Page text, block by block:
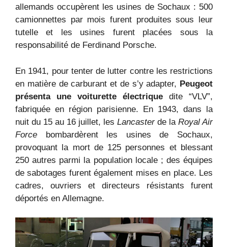
allemands occupèrent les usines de Sochaux : 500
camionnettes par mois furent produites sous leur
tutelle et les usines furent placées sous la
responsabilité de Ferdinand Porsche.
En 1941, pour tenter de lutter contre les restrictions
en matière de carburant et de s’y adapter, Peugeot
présenta une voiturette électrique dite “VLV”,
fabriquée en région parisienne. En 1943, dans la
nuit du 15 au 16 juillet, les Lancaster de la Royal Air
Force bombardèrent les usines de Sochaux,
provoquant la mort de 125 personnes et blessant
250 autres parmi la population locale ; des équipes
de sabotages furent également mises en place. Les
cadres, ouvriers et directeurs résistants furent
déportés en Allemagne.